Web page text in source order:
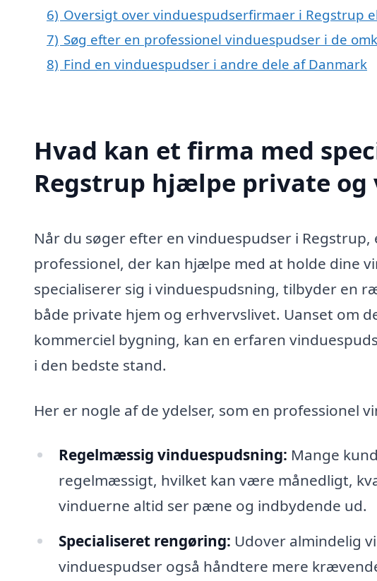
6) Oversigt over vinduespudserfirmaer i Regstrup
7) Søg efter en professionel vinduespudser i de
8) Find en vinduespudser i andre dele af Danmark
Hvad kan et firma med
Regstrup hjælpe private og
Når du søger efter en vinduespudser i
professionel, der kan hjælpe med at holde dine
specialiserer sig i vinduespudsning, tilbyder en
både private hjem og erhvervslivet. Uanset om
kommerciel bygning, kan en erfaren
i den bedste stand.
Her er nogle af de ydelser, som en professionel
Regelmæssig vinduespudsning: Mange
regelmæssigt, hvilket kan være månedligt,
vinduerne altid ser pæne og indbydende ud.
Specialiseret rengøring: Udover almindelig
vinduespudser også håndtere mere